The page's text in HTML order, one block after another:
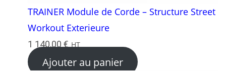
TRAINER Module de Corde – Structure Street
Workout Exterieure
1 140,00 € HT
Ajouter au panier